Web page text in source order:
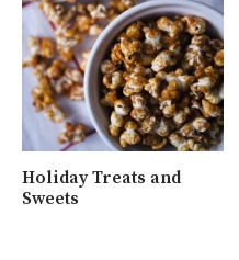
Holiday Treats and
Sweets